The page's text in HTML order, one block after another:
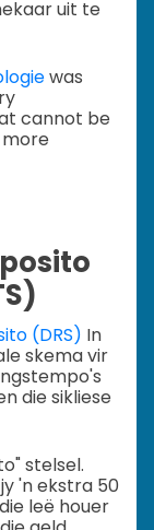
uit te
was
cannot be
(DRS) In
skema vir
die sikliese
stelsel.
'n ekstra 50
leë houer